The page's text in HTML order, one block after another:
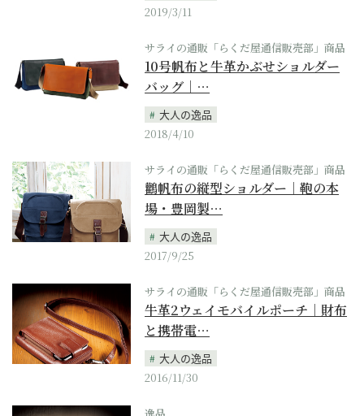
2019/3/11
サライの通販「らくだ屋通信販売部」商品
10号帆布と牛革かぶせショルダー
バッグ｜…
大人の逸品
2018/4/10
サライの通販「らくだ屋通信販売部」商品
鸛帆布の縦型ショルダー｜鞄の本
場・豊岡製…
大人の逸品
2017/9/25
サライの通販「らくだ屋通信販売部」商品
牛革2ウェイモバイルポーチ｜財布
と携帯電…
大人の逸品
2016/11/30